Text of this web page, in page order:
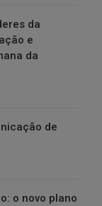
da
e
da
de
o novo plano